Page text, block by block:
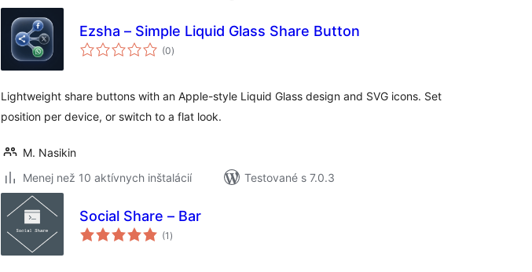
Ezsha – Simple Liquid Glass Share Button
(0celkové
hodnotenie
)
Lightweight share buttons with an Apple-style Liquid Glass design and SVG icons. Set
position per device, or switch to a flat look.
M. Nasikin
Menej než 10 aktívnych inštalácií
Testované s 7.0.3
Social Share – Bar
(1 celkové
hodnotenie
)